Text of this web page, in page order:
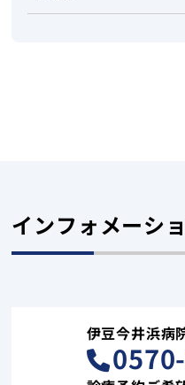
インフォメーシ
伊豆今井浜病